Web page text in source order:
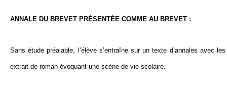
ANNALE DU BREVET PRÉSENTÉE COMME AU BREVET :
Sans étude préalable, l’élève s’entraîne sur un texte d’annales avec
extrait de roman évoquant une scène de vie scolaire.